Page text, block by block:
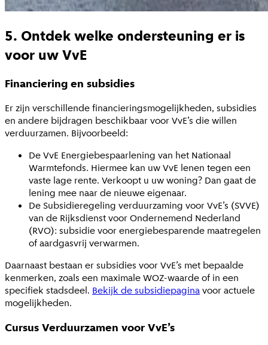
5. Ontdek welke ondersteuning er is
voor uw VvE
Financiering en subsidies
Er zijn verschillende financieringsmogelijkheden, subsidies
en andere bijdragen beschikbaar voor VvE’s die willen
verduurzamen. Bijvoorbeeld:
De VvE Energiebespaarlening van het Nationaal
Warmtefonds. Hiermee kan uw VvE lenen tegen een
vaste lage rente. Verkoopt u uw woning? Dan gaat de
lening mee naar de nieuwe eigenaar.
De Subsidieregeling verduurzaming voor VvE’s (SVVE)
van de Rijksdienst voor Ondernemend Nederland
(RVO): subsidie voor energiebesparende maatregelen
of aardgasvrij verwarmen.
Daarnaast bestaan er subsidies voor VvE’s met bepaalde
kenmerken, zoals een maximale WOZ-waarde of in een
specifiek stadsdeel. Bekijk de subsidiepaginavoor actuele
mogelijkheden.
Cursus Verduurzamen voor VvE’s